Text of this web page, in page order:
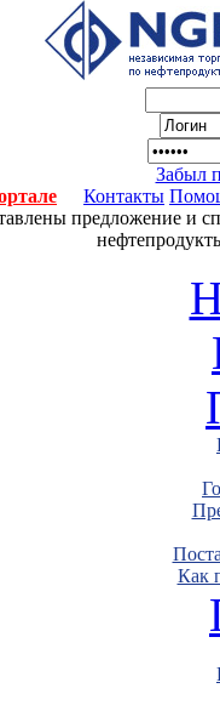
Забыл
Контакты
предложение и
Как